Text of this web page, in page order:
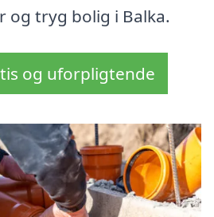
og tryg bolig i Balka.
og uforpligtende